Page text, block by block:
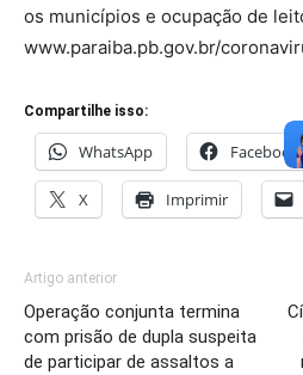
os municípios e ocupação de
www.paraiba.pb.gov.br/
Compartilhe isso:
WhatsApp Facebook
X Imprimir
Artigo anterior
Operação conjunta termina
com prisão de dupla suspeita
de participar de assaltos a